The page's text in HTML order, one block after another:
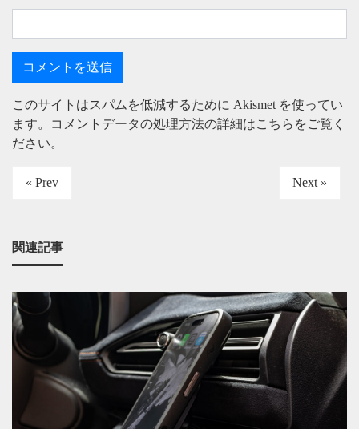
このサイトはスパムを低減するために Akismet を使ってい
ます。
コメントデータの処理方法の詳細はこちらをご覧く
ださい。
« Prev Next »
関連記事